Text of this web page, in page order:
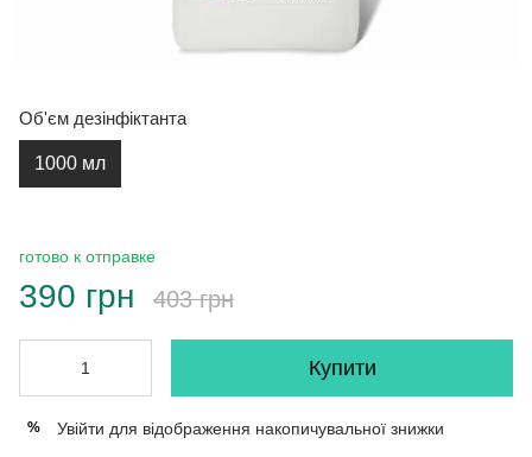
Об'єм дезінфіктанта
1000 мл
готово к отправке
390 грн 403 грн
Купити
% Увійти для відображення накопичувальної знижки